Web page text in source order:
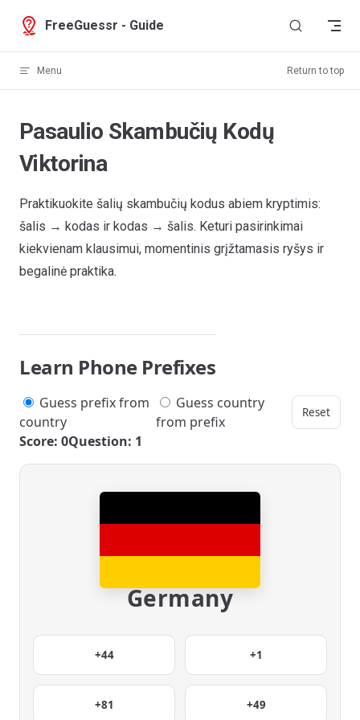
Skip to content
FreeGuessr - Guide
Menu Return to top
Pasaulio Skambučių Kodų
Viktorina
Praktikuokite šalių skambučių kodus abiem kryptimis:
šalis → kodas ir kodas → šalis. Keturi pasirinkimai
kiekvienam klausimui, momentinis grįžtamasis ryšys ir
begalinė praktika.
Learn Phone Prefixes
Guess prefix from
country
Guess country
from prefix
Reset
Score: 0Question: 1
Germany
+44 +1
+81 +49